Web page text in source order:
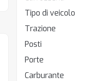
Tipo di veicolo
Trazione
Posti
Porte
Carburante